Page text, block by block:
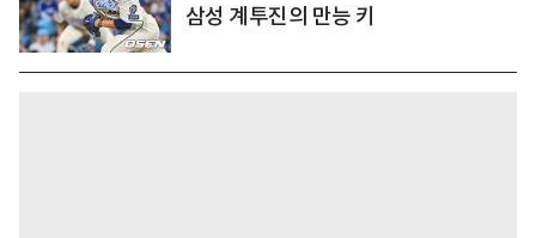
삼성 계투진의 만능 키